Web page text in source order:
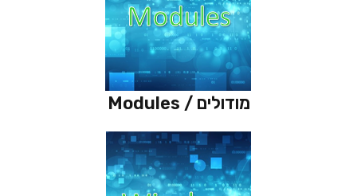
Modules / מודולים